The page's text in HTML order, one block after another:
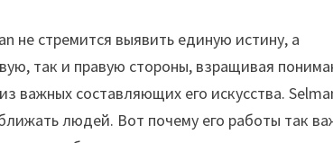
не стремится выявить единую истину, а
так и правую стороны, взращивая
важных составляющих его искусства.
людей. Вот почему его работы так